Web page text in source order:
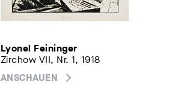
Lyonel Feininger
Zirchow VII, Nr. 1, 1918
ANSCHAUEN